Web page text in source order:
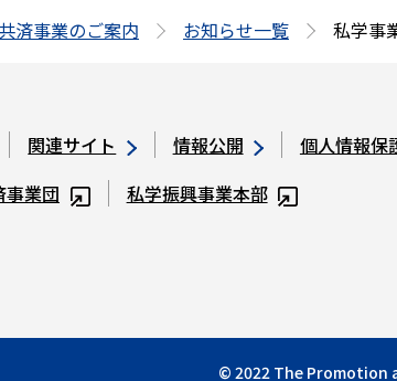
済事業のご案内 お知らせ一覧 私学事
関連サイト 情報公開 個人情報保
事業団
私学振興事業本部
© 2022 The Promotion